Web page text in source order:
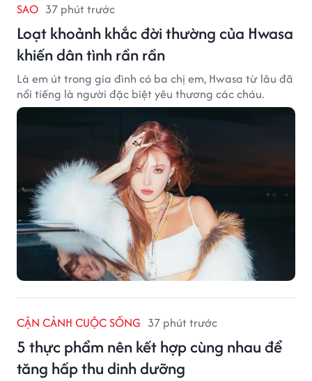
SAO 37 phút trước
Loạt khoảnh khắc đời thường của Hwasa
khiến dân tình rần rần
Là em út trong gia đình có ba chị em, Hwasa từ lâu đã
nổi tiếng là người đặc biệt yêu thương các cháu.
CẬN CẢNH CUỘC SỐNG 37 phút trước
5 thực phẩm nên kết hợp cùng nhau để
tăng hấp thu dinh dưỡng